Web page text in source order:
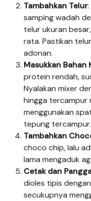
Tambahkan Telur
samping wadah
telur ukuran
rata. Pastikan
adonan.
Masukkan Bahan
protein rendah,
Nyalakan mixer
hingga tercampur
menggunakan
tepung tercampur.
Tambahkan
choco chip, lalu
lama mengaduk
Cetak dan
dioles tipis
secukupnya